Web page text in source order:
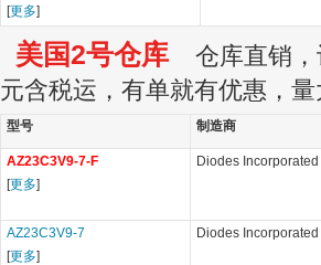
[更多]
美国2号仓库 仓库直销，
元含税运，有单就有优惠，
型号 制造商
AZ23C3V9-7-F
[更多]
Diodes Incorporated
AZ23C3V9-7
[更多]
Diodes Incorporated